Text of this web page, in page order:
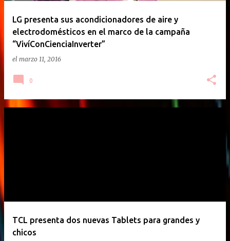
LG presenta sus acondicionadores de aire y
electrodomésticos en el marco de la campaña
“VivíConCienciaInverter”
el marzo 11, 2016
0
TCL presenta dos nuevas Tablets para grandes y
chicos